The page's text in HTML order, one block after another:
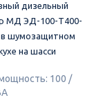
дизельный
МД ЭД-100-Т400-
шумозащитном
на шасси
100 /